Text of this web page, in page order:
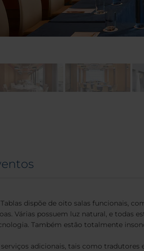
dispõe de oito salas funcionais,
Várias possuem luz natural, e todas
Também estão totalmente
adicionais, tais como tradutores